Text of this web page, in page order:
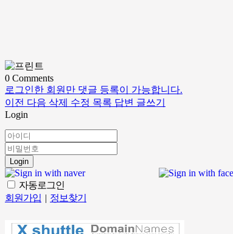
0 Comments
로그인한 회원만 댓글 등록이 가능합니다.
이전 다음 삭제 수정 목록 답변 글쓰기
Login
Login
자동로그인
회원가입 | 정보찾기